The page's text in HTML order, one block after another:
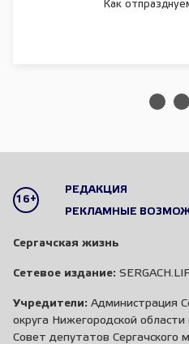
Как
16+
РЕДАКЦИЯ
РЕКЛАМНЫЕ
Сергачская жизнь
Сетевое издание:
Учредители: Администрация
округа Нижегородской
Совет депутатов Сергачского